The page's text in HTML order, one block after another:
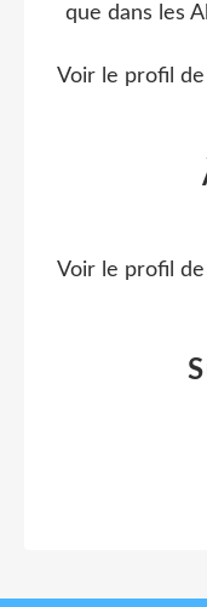
que dans les
Voir le profil de
Voir le profil de